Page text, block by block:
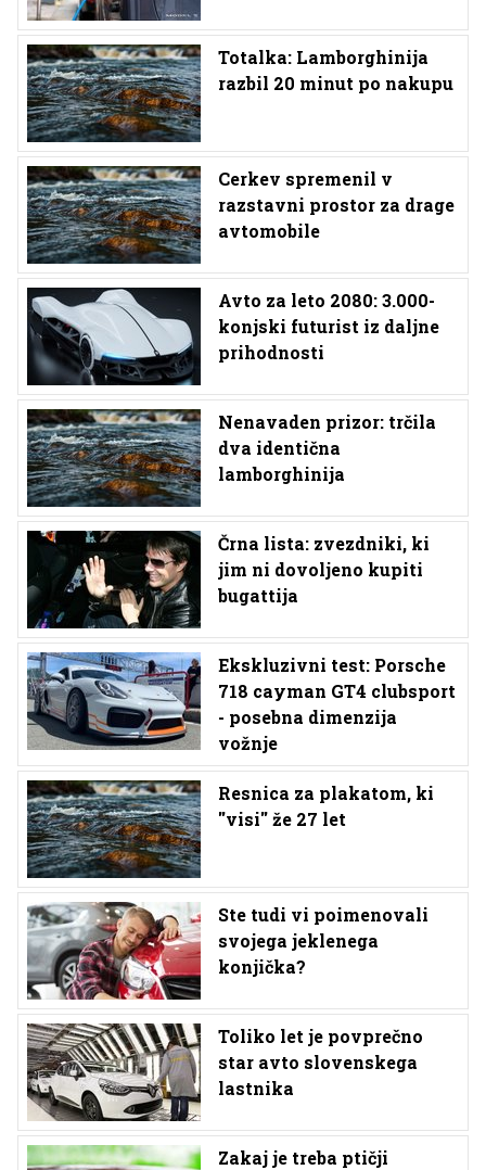
Totalka: Lamborghinija
razbil 20 minut po nakupu
Cerkev spremenil v
razstavni prostor za drage
avtomobile
Avto za leto 2080: 3.000-
konjski futurist iz daljne
prihodnosti
Nenavaden prizor: trčila
dva identična
lamborghinija
Črna lista: zvezdniki, ki
jim ni dovoljeno kupiti
bugattija
Ekskluzivni test: Porsche
718 cayman GT4 clubsport
- posebna dimenzija
vožnje
Resnica za plakatom, ki
''visi'' že 27 let
Ste tudi vi poimenovali
svojega jeklenega
konjička?
Toliko let je povprečno
star avto slovenskega
lastnika
Zakaj je treba ptičji